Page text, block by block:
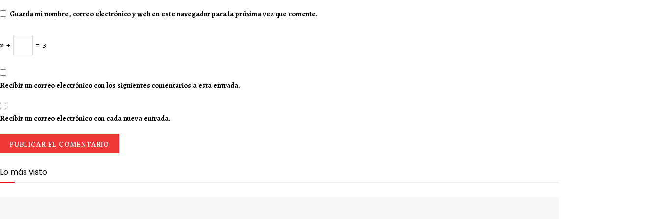
Guarda mi nombre, correo electrónico y web en este navegador para la próxima vez que comente.
2 + = 3
Recibir un correo electrónico con los siguientes comentarios a esta entrada.
Recibir un correo electrónico con cada nueva entrada.
Lo más visto